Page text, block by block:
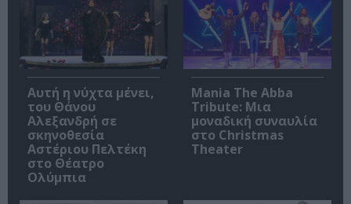
Αυτή η νύχτα μένει,
του Θάνου
Αλεξανδρή σε
σκηνοθεσία
Αστέριου Πελτέκη
στο Θέατρο
Ολύμπια
Mania The Abba
Tribute: Μια
μοναδική συναυλία
στο Christmas
Theater